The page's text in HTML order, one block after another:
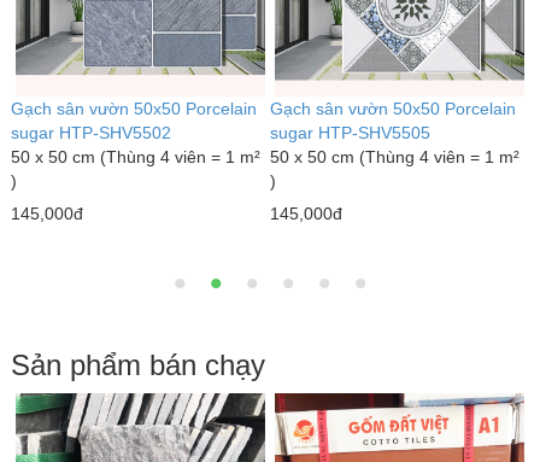
Gạch sân vườn 50x50 Porcelain
sugar HTP-SHV5502
50 x 50 cm (Thùng 4 viên = 1 m²
)
145,000đ
Gạch sân vườn 50x50 Porcelain
sugar HTP-SHV5505
50 x 50 cm (Thùng 4 viên = 1 m²
)
145,000đ
Sản phẩm bán chạy